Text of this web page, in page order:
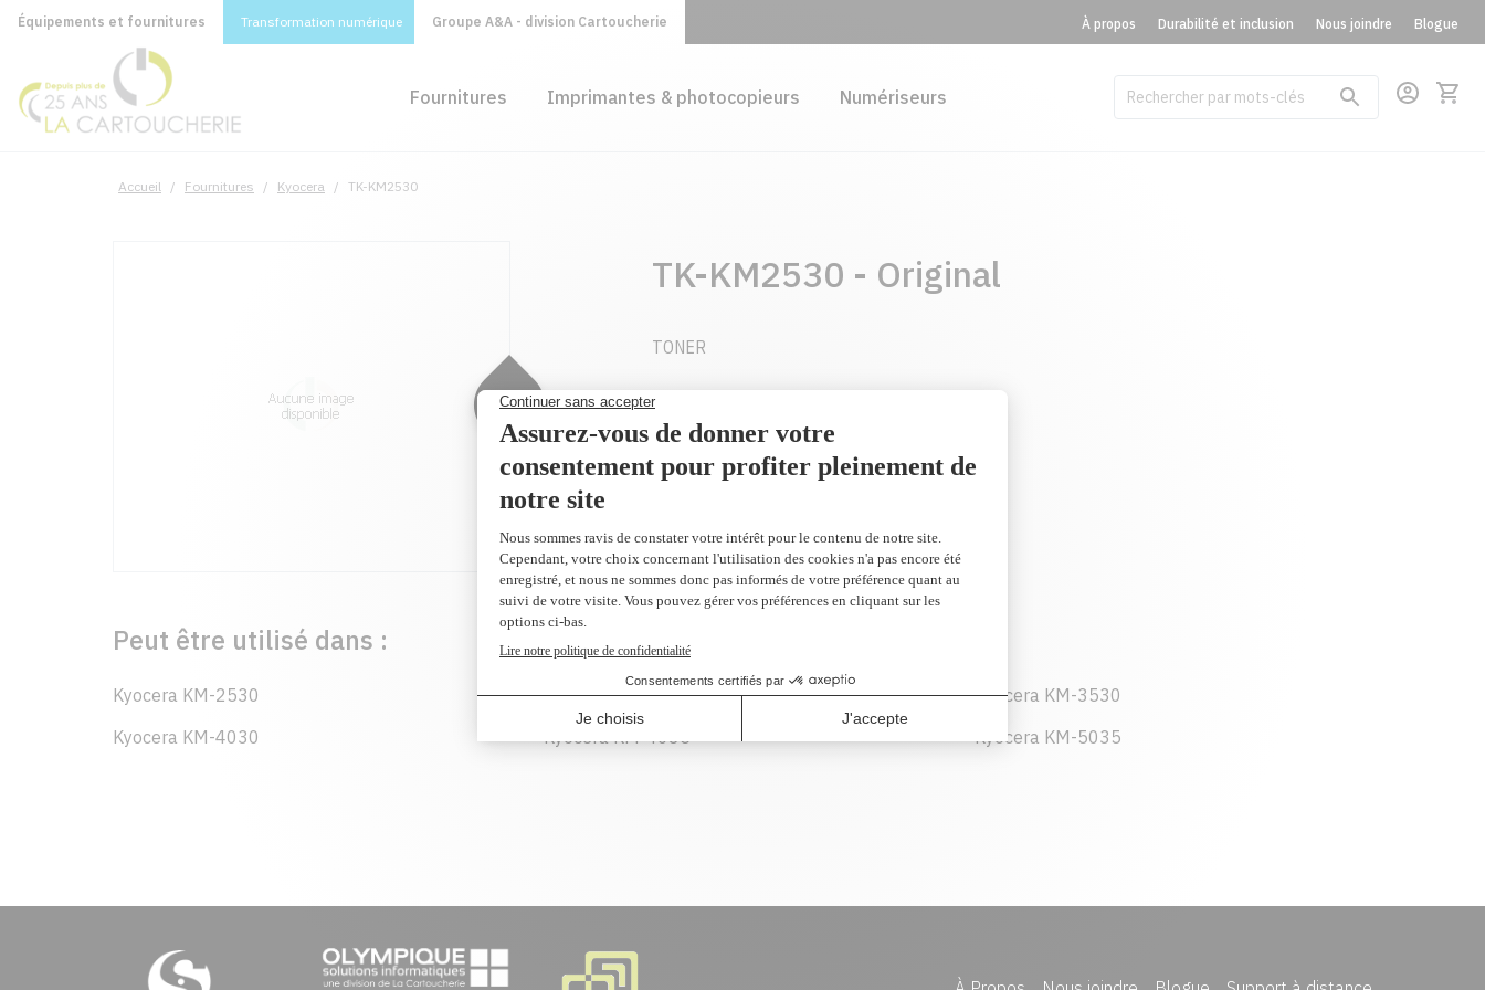
Équipements et fournitures Transformation numérique Groupe A&A - division Cartoucherie À propos Durabilité et inclusion Nous joindre Blogue
Fournitures Imprimantes & photocopieurs Numériseurs
Accueil / Fournitures / Kyocera / TK-KM2530
TK-KM2530 - Original
TONER
174,95 $
AJOUTER AU PANIER
Peut être utilisé dans :
Kyocera KM-2530 Kyocera KM-3035
Kyocera KM-3530
Kyocera KM-4030
Kyocera KM-4035 Kyocera KM-5035